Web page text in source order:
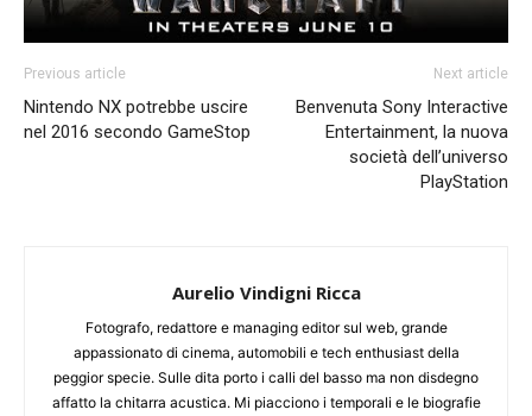
Previous article
Nintendo NX potrebbe uscire
nel 2016 secondo GameStop
Next article
Benvenuta Sony Interactive
Entertainment, la nuova
società dell’universo
PlayStation
Aurelio Vindigni Ricca
Fotografo, redattore e managing editor sul web, grande
appassionato di cinema, automobili e tech enthusiast della
peggior specie. Sulle dita porto i calli del basso ma non disdegno
affatto la chitarra acustica. Mi piacciono i temporali e le biografie